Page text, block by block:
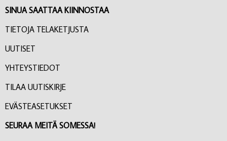
SINUA SAATTAA KIINNOSTAA
TIETOJA TELAKETJUSTA
UUTISET
YHTEYSTIEDOT
TILAA UUTISKIRJE
EVÄSTEASETUKSET
SEURAA MEITÄ SOMESSA!